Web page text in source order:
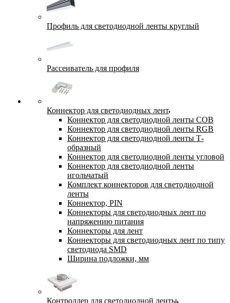
Профиль для светодиодной ленты круглый
Рассеиватель для профиля
Коннектор для светодиодных лент
Коннектор для светодиодной ленты COB
Коннектор для светодиодной ленты RGB
Коннектор для светодиодной ленты Т-
образный
Коннектор для светодиодной ленты угловой
Коннектор для светодиодной ленты
игольчатый
Комплект коннекторов для светодиодной
ленты
Коннектор, PIN
Коннекторы для светодиодных лент по
напряжению питания
Коннекторы для лент
Коннекторы для светодиодных лент по типу
светодиода SMD
Ширина подложки, мм
Контроллер для светодиодной ленты